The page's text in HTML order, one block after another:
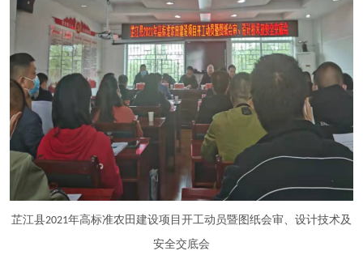
芷江县2021年高标准农田建设项目开工动员暨图纸会审、设计技术及
安全交底会